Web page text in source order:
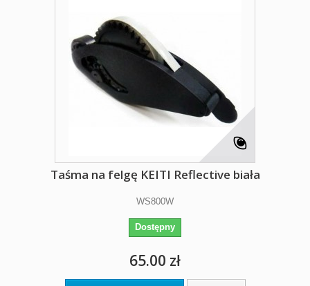
Taśma na felgę KEITI Reflective biała
WS800W
Dostępny
65.00 zł